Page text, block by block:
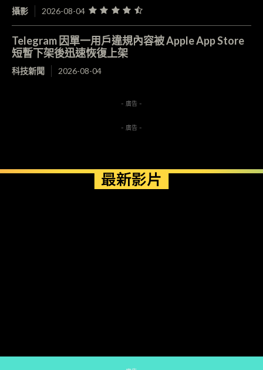
攝影 2026-08-04
Telegram 因單一用戶違規內容被 Apple App Store
短暫下架後迅速恢復上架
科技新聞 2026-08-04
- 廣告 -
- 廣告 -
最新影片